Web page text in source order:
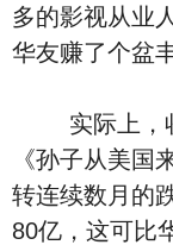
多的影视从业
华友赚了个盆
实际上，收
《孙子从美国
转连续数月的
80亿，这可比